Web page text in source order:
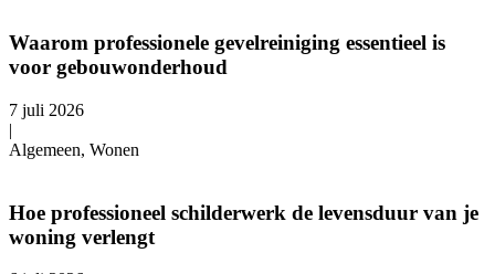
Waarom professionele gevelreiniging essentieel is
voor gebouwonderhoud
7 juli 2026
|
Algemeen, Wonen
Hoe professioneel schilderwerk de levensduur van je
woning verlengt